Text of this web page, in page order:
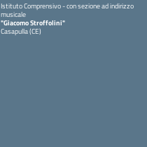
Istituto Comprensivo - con sezione ad indirizzo
musicale
"Giacomo Stroffolini"
Casapulla (CE)